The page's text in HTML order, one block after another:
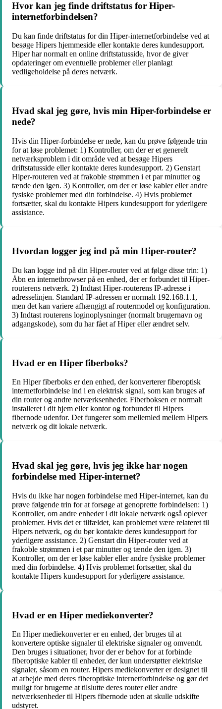
Hvor kan jeg finde driftstatus for Hiper-
internetforbindelsen?
Du kan finde driftstatus for din Hiper-internetforbindelse ved at
besøge Hipers hjemmeside eller kontakte deres kundesupport.
Hiper har normalt en online driftstatusside, hvor de giver
opdateringer om eventuelle problemer eller planlagt
vedligeholdelse på deres netværk.
Hvad skal jeg gøre, hvis min Hiper-forbindelse er
nede?
Hvis din Hiper-forbindelse er nede, kan du prøve følgende trin
for at løse problemet: 1) Kontroller, om der er et generelt
netværksproblem i dit område ved at besøge Hipers
driftstatusside eller kontakte deres kundesupport. 2) Genstart
Hiper-routeren ved at frakoble strømmen i et par minutter og
tænde den igen. 3) Kontroller, om der er løse kabler eller andre
fysiske problemer med din forbindelse. 4) Hvis problemet
fortsætter, skal du kontakte Hipers kundesupport for yderligere
assistance.
Hvordan logger jeg ind på min Hiper-router?
Du kan logge ind på din Hiper-router ved at følge disse trin: 1)
Åbn en internetbrowser på en enhed, der er forbundet til Hiper-
routerens netværk. 2) Indtast Hiper-routerens IP-adresse i
adresselinjen. Standard IP-adressen er normalt 192.168.1.1,
men det kan variere afhængigt af routermodel og konfiguration.
3) Indtast routerens loginoplysninger (normalt brugernavn og
adgangskode), som du har fået af Hiper eller ændret selv.
Hvad er en Hiper fiberboks?
En Hiper fiberboks er den enhed, der konverterer fiberoptisk
internetforbindelse ind i en elektrisk signal, som kan bruges af
din router og andre netværksenheder. Fiberboksen er normalt
installeret i dit hjem eller kontor og forbundet til Hipers
fibernode udenfor. Det fungerer som mellemled mellem Hipers
netværk og dit lokale netværk.
Hvad skal jeg gøre, hvis jeg ikke har nogen
forbindelse med Hiper-internet?
Hvis du ikke har nogen forbindelse med Hiper-internet, kan du
prøve følgende trin for at forsøge at genoprette forbindelsen: 1)
Kontroller, om andre enheder i dit lokale netværk også oplever
problemer. Hvis det er tilfældet, kan problemet være relateret til
Hipers netværk, og du bør kontakte deres kundesupport for
yderligere assistance. 2) Genstart din Hiper-router ved at
frakoble strømmen i et par minutter og tænde den igen. 3)
Kontroller, om der er løse kabler eller andre fysiske problemer
med din forbindelse. 4) Hvis problemet fortsætter, skal du
kontakte Hipers kundesupport for yderligere assistance.
Hvad er en Hiper mediekonverter?
En Hiper mediekonverter er en enhed, der bruges til at
konvertere optiske signaler til elektriske signaler og omvendt.
Den bruges i situationer, hvor der er behov for at forbinde
fiberoptiske kabler til enheder, der kun understøtter elektriske
signaler, såsom en router. Hipers mediekonverter er designet til
at arbejde med deres fiberoptiske internetforbindelse og gør det
muligt for brugerne at tilslutte deres router eller andre
netværksenheder til Hipers fibernode uden at skulle udskifte
udstyret.